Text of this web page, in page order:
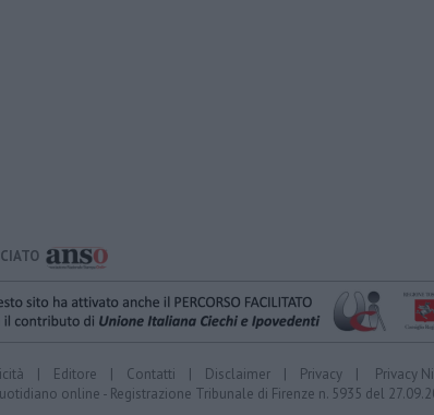
| Editore | Contatti | Disclaimer | Privacy | Privacy
online - Registrazione Tribunale di Firenze n. 5935 del